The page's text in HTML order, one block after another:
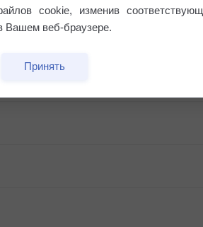
cookie, изменив
Вашем веб-браузере.
Принять